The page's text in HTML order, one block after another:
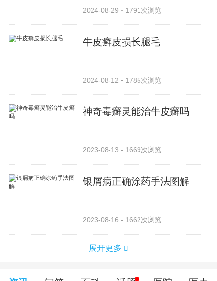
2024-08-29 1791次浏览
牛皮癣皮损长腿毛
2024-08-12 1785次浏览
神奇毒癣灵能治牛皮癣吗
2023-08-13 1669次浏览
银屑病正确涂药手法图解
2023-08-16 1662次浏览
展开更多